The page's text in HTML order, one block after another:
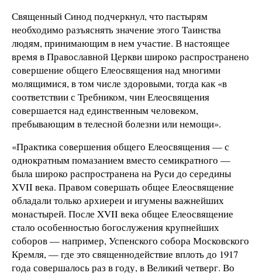
Священный Синод подчеркнул, что пастырям
необходимо разъяснять значение этого Таинства
людям, принимающим в нем участие. В настоящее
время в Православной Церкви широко распространено
совершение общего Елеосвящения над многими
молящимися, в том числе здоровыми, тогда как «в
соответствии с Требником, чин Елеосвящения
совершается над единственным человеком,
пребывающим в телесной болезни или немощи».
«Практика совершения общего Елеосвящения — с
однократным помазанием вместо семикратного —
была широко распространена на Руси до середины
XVII века. Правом совершать общее Елеосвящение
обладали только архиереи и игумены важнейших
монастырей. После XVII века общее Елеосвящение
стало особенностью богослужения крупнейших
соборов — например, Успенского собора Московского
Кремля, — где это священнодействие вплоть до 1917
года совершалось раз в году, в Великий четверг. Во